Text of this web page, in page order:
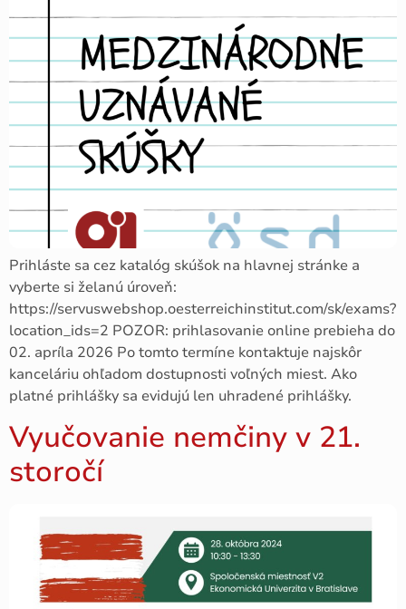
Prihláste sa cez katalóg skúšok na hlavnej stránke a
vyberte si želanú úroveň:
https://servuswebshop.oesterreichinstitut.com/sk/exams?
location_ids=2 POZOR: prihlasovanie online prebieha do
02. apríla 2026 Po tomto termíne kontaktuje najskôr
kanceláriu ohľadom dostupnosti voľných miest. Ako
platné prihlášky sa evidujú len uhradené prihlášky.
Vyučovanie nemčiny v 21.
storočí